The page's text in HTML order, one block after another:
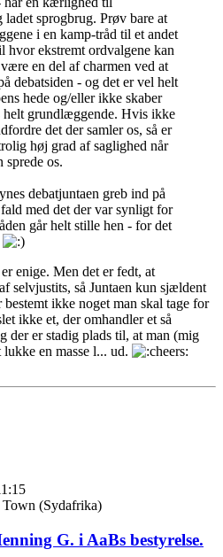
sprogbrug. Prøv bare at
i en kamp-tråd til et andet
ekstremt ordvalgene kan
en del af charmen ved at
debatsiden - og det er vel helt
hede og/eller ikke skaber
helt grundlæggende. Hvis ikke
det der samler os, så er
høj grad af saglighed når
sprede os.
debatjuntaen greb ind på
med det der var synligt for
går helt stille hen - for det
enige. Men det er fedt, at
selvjustits, så Juntaen kun sjældent
ikke noget man skal tage for
ikke et, der omhandler et så
der er stadig plads til, at man (mig
en masse l... ud.
Town (Sydafrika)
G. i AaBs bestyrelse.